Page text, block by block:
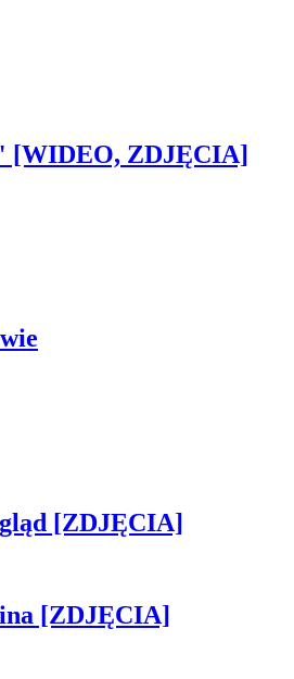
[WIDEO, ZDJĘCIA]
[ZDJĘCIA]
[ZDJĘCIA]